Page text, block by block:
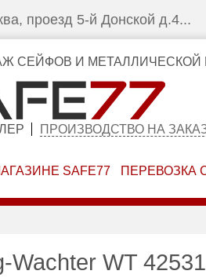
проезд 5-й Донской д.4...
СЕЙФОВ И МЕТАЛЛИЧЕСКОЙ
ПРОИЗВОДСТВО НА
SAFE77 ПЕРЕВОЗКА
WT